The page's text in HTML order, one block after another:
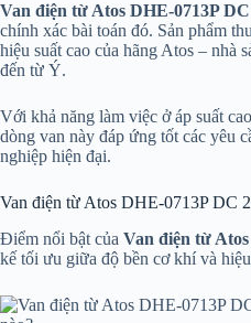
Van điện từ Atos DHE-0713P
chính xác bài toán đó. Sản phẩm
hiệu suất cao của hãng Atos – nhà
đến từ Ý.
Với khả năng làm việc ở áp suất
dòng van này đáp ứng tốt các yêu
nghiệp hiện đại.
Van điện từ Atos DHE-0713P DC
Điểm nổi bật của Van điện từ
kế tối ưu giữa độ bền cơ khí và